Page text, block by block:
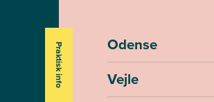
Praktisk info
Odense
Vejle